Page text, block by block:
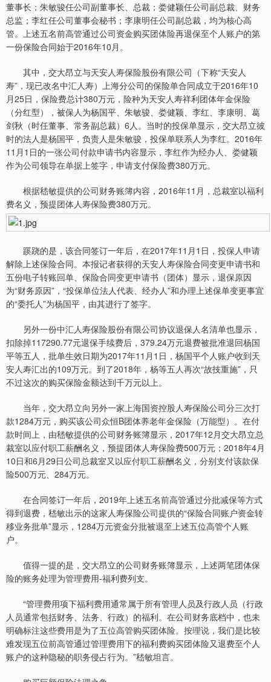
董事长；朱敏骏任公司副董事长、总裁；娄健颖任公司副总裁、财务
总监；李红任公司董事会秘书；李康明任公司副总裁，均为核心高
管。上述五名前高管通过公司资金购买团体险再退保至个人账户的第
一份保险合同始于2016年10月。
其中，交大昂立与天安人寿保险股份有限公司（下称“天安人
寿”，现已改名中汇人寿）上海分公司的保险单合同成立于2016年10
月25日，保险费总计380万元，险种为天安人寿祥利团体年金保险
（分红型），被保人为杨国平、朱敏骏、娄健颖、李红、李康明、葛
剑秋（时任董事、常务副总裁）6人。当时的投保单显示，交大昂立彼
时的法人是杨国平，负责人是朱敏骏，投保单联系人为李红。2016年
11月1日的一张公司付款申请书内容显示，李红作为经办人、娄健颖
作为公司领导在单据上签字，申请支付保险费380万元。
根据嵇敏提供的公司财务账簿内容，2016年11月，总裁室以福利
费名义，预提团体人寿保险费380万元。
蹊跷的是，该合同签订一年后，在2017年11月1日，投保人申请
解除上述保险合同。本报记者获得的天安人寿保险合同变更申请书和
五份电子转账回单、保险合同变更申请书（团体）显示，退保原因
为“财务原因”，“投保单位法人代表、经办人”和办理上述保单变更事宜
的“委托人”为杨国平，由其进行了签字。
另外一份中汇人寿保险股份有限公司协议退保人名清单也显示，
扣除掉117290.77元退保手续费后，379.24万元退费被批准退回杨国
平等五人，批单生效日期为2017年11月1日，杨国平个人账户收到天
安人寿汇出的109万元。到了2018年，杨等五人再次“故技重施”，只
不过这次的购买保险金额达到千万元以上。
当年，交大昂立向另外一家上海国资控股人寿保险公司分三次打
款1284万元，购买该公司众恒B团体养老年金保险（万能型）。在付
款时间上，由嵇敏提供的公司财务账簿显示，2017年12月交大昂立总
裁室以应付职工薪酬名义，预提团体人寿保险费500万元；2018年4月
10日和6月29日公司总裁室又以应付职工薪酬名义，分别支付该款保
险500万元、284万元。
在合同签订一年后，2019年上述五名前高管通过分批减保等方式
得到退费，嵇敏出示的这家人寿保险公司提供的“保险合同账户资金转
移业务批单”显示，1284万元资金分批被退至上述五位高管个人账
户。
值得一提的是，交大昂立的公司财务账簿显示，上述两笔团体保
险的账务处理为管理费用-福利费列支。
“管理费用项下福利费用通常属于所有管理人员及行政人员（行政
人员通常包括财务、法务、行政）的福利。在公司财务底档中，也未
明确标注这些费用是为了五位高管购买团体险。按理说，我们是比较
难发现五位前高管通过管理费用下的福利费购买团体险又退费至个人
账户的这种隐秘的职务侵占行为。”嵇敏坦言。